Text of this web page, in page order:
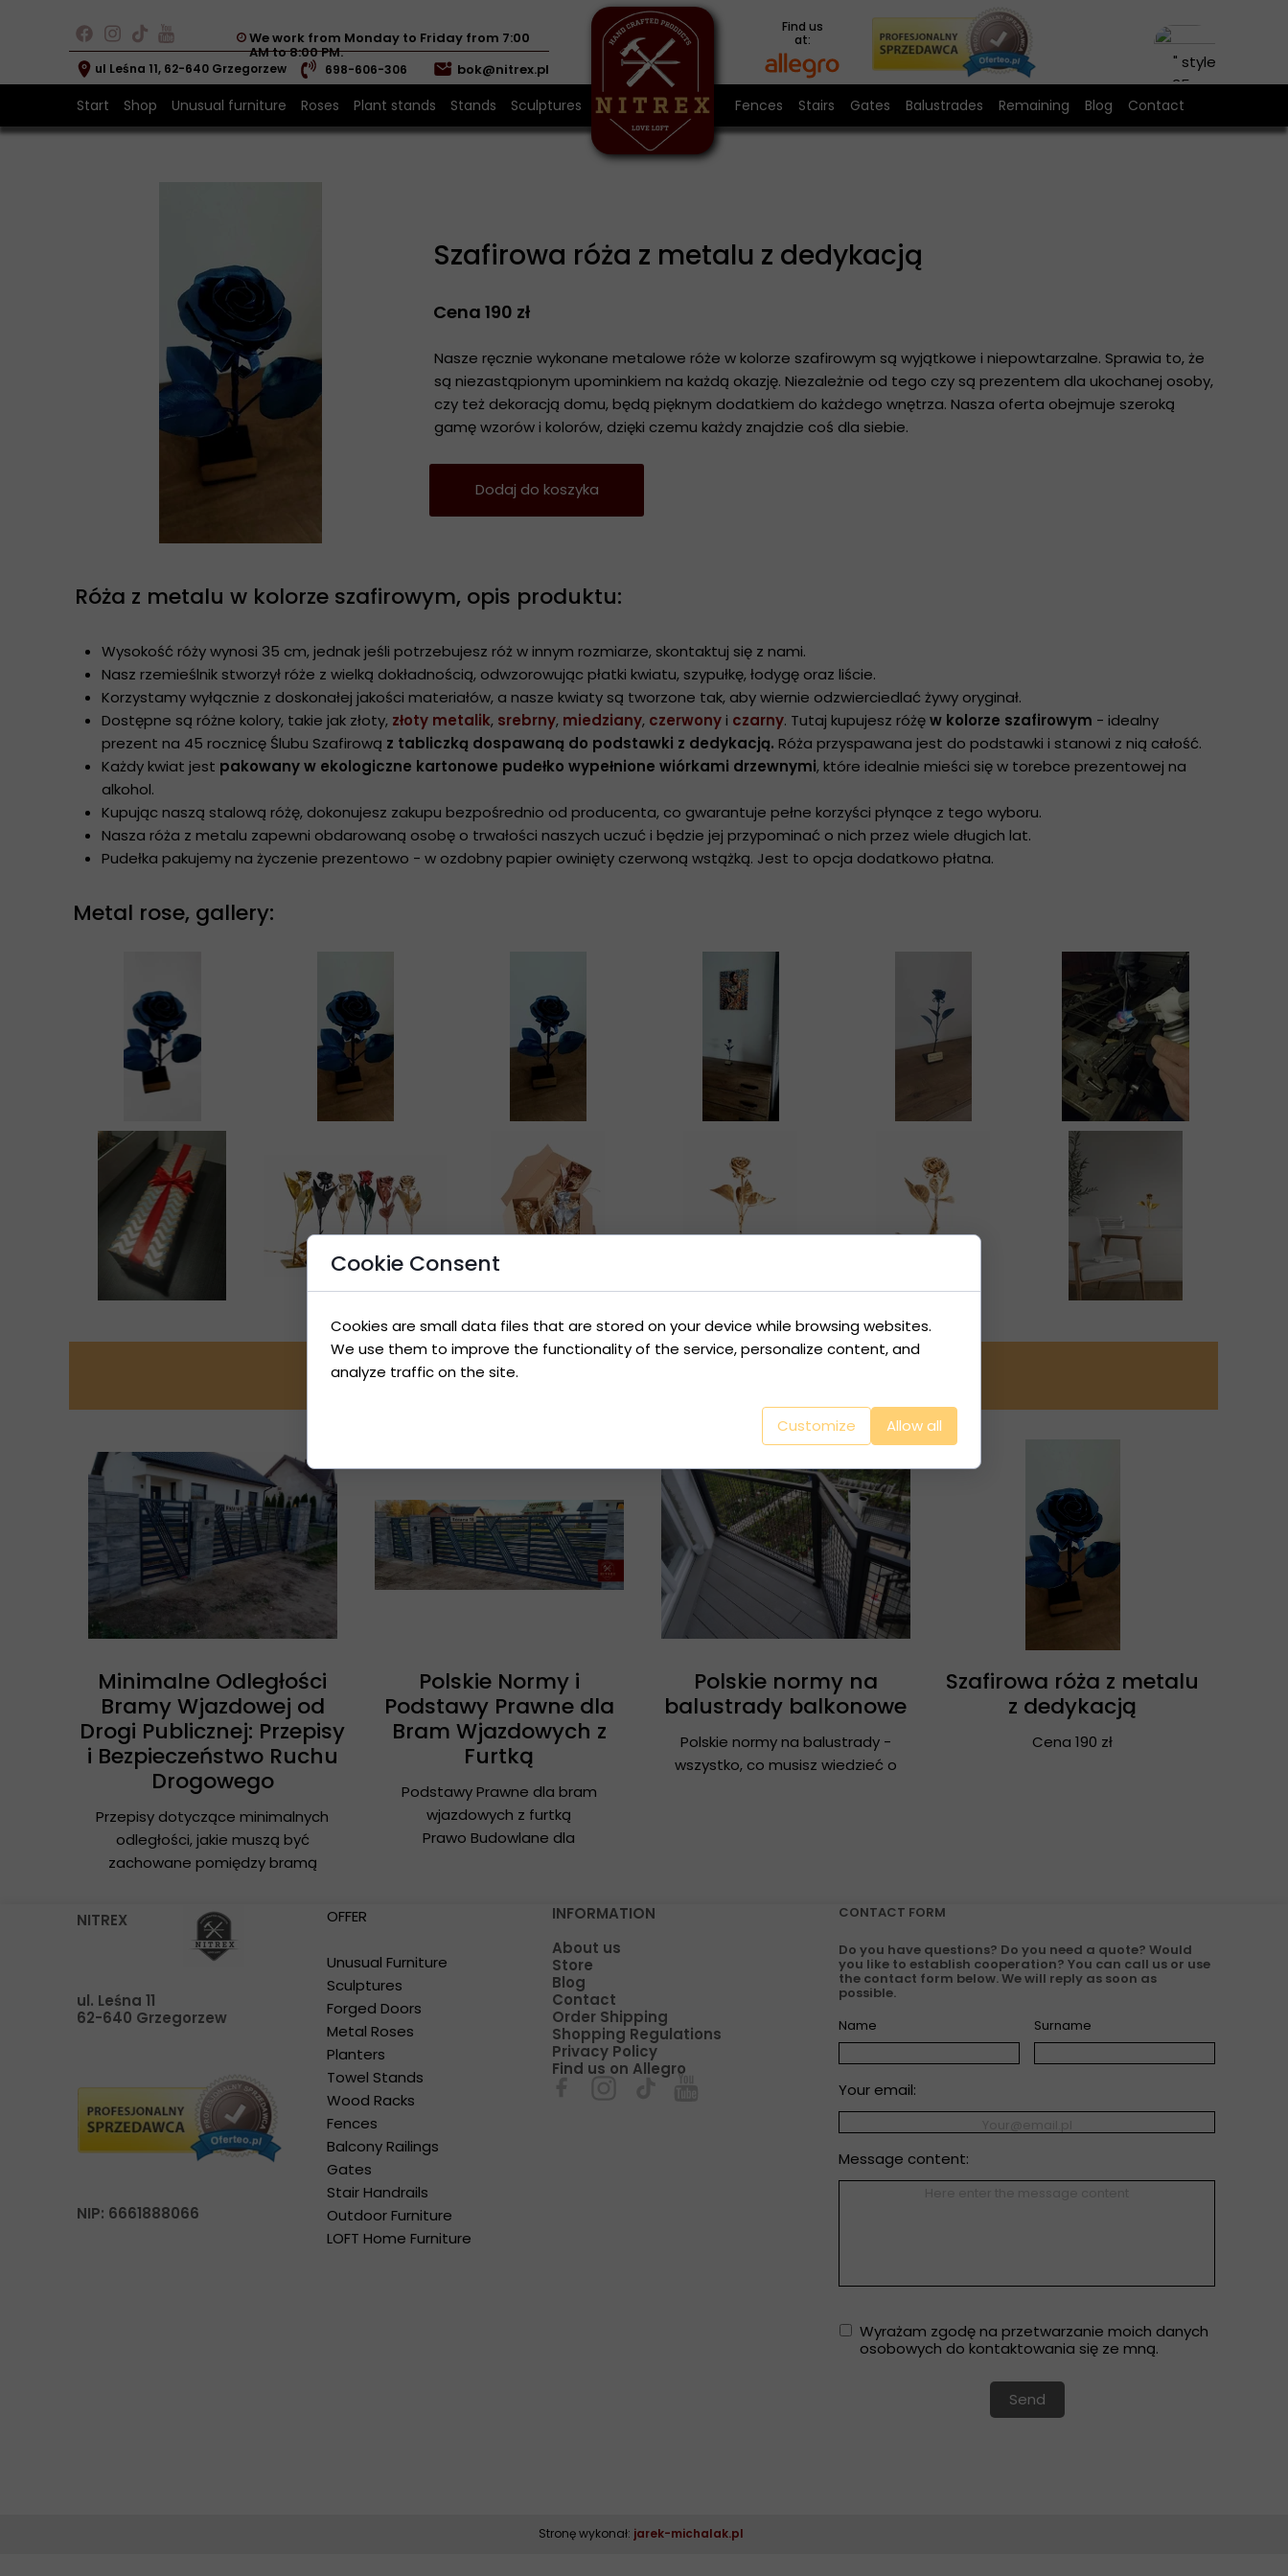
We work from Monday to Friday from 7:00
AM to 8:00 PM.
bok@nitrex.pl
Find us
at:
698-606-306
ul Leśna 11, 62-640 Grzegorzew
Fences Stairs Gates Balustrades Remaining Blog Contact
Start Shop Unusual furniture Roses
Black rose made of metal
Wrap it as a gift
Bilecik with dedication
Plant stands Stands Sculptures About us
"
35px; width:
Minimalne Odległości
Bramy Wjazdowej od
Drogi Publicznej: Przepisy
i Bezpieczeństwo Ruchu
Drogowego
Przepisy dotyczące minimalnych
odległości, jakie muszą być
zachowane pomiędzy bramą
Polskie Normy i
Podstawy Prawne dla
Bram Wjazdowych z
Furtką
Podstawy Prawne dla bram
wjazdowych z furtką
Prawo Budowlane dla
Polskie normy na
balustrady balkonowe
Polskie normy na balustrady -
wszystko, co musisz wiedzieć o
Szafirowa róża z metalu
z dedykacją
Cena 190 zł
Szafirowa róża z metalu z dedykacją
Cena 190 zł
Nasze ręcznie wykonane metalowe róże w kolorze szafirowym są wyjątkowe i niepowtarzalne. Sprawia to, że
są niezastąpionym upominkiem na każdą okazję. Niezależnie od tego czy są prezentem dla ukochanej osoby,
czy też dekoracją domu, będą pięknym dodatkiem do każdego wnętrza. Nasza oferta obejmuje szeroką
gamę wzorów i kolorów, dzięki czemu każdy znajdzie coś dla siebie.
Dodaj do koszyka
Metal rose, gallery:
Róża z metalu w kolorze szafirowym, opis produktu:
Wysokość róży wynosi 35 cm, jednak jeśli potrzebujesz róż w innym rozmiarze, skontaktuj się z nami.
Nasz rzemieślnik stworzył róże z wielką dokładnością, odwzorowując płatki kwiatu, szypułkę, łodygę oraz liście.
Korzystamy wyłącznie z doskonałej jakości materiałów, a nasze kwiaty są tworzone tak, aby wiernie odzwierciedlać żywy oryginał.
Dostępne są różne kolory, takie jak złoty, złoty metalik, srebrny, miedziany, czerwonyi czarny. Tutaj kupujesz różęw kolorze szafirowym - idealny
prezent na 45 rocznicę Ślubu Szafirową z tabliczką dospawaną do podstawki z dedykacją. Róża przyspawana jest do podstawki i stanowi z nią całość.
Każdy kwiat jest pakowany w ekologiczne kartonowe pudełko wypełnione wiórkami drzewnymi, które idealnie mieści się w torebce prezentowej na
alkohol.
Kupując naszą stalową różę, dokonujesz zakupu bezpośrednio od producenta, co gwarantuje pełne korzyści płynące z tego wyboru.
Nasza róża z metalu zapewni obdarowaną osobę o trwałości naszych uczuć i będzie jej przypominać o nich przez wiele długich lat.
Pudełka pakujemy na życzenie prezentowo - w ozdobny papier owinięty czerwoną wstążką. Jest to opcja dodatkowo płatna.
OFFER
Unusual Furniture
Sculptures
Forged Doors
Metal Roses
Planters
Towel Stands
Wood Racks
Fences
Balcony Railings
Gates
Stair Handrails
Outdoor Furniture
LOFT Home Furniture
Stronę wykonał: jarek-michalak.pl
CONTACT FORM
Do you have questions? Do you need a quote? Would
you like to establish cooperation? You can call us or use
the contact form below. We will reply as soon as
possible.
INFORMATION
About us
Store
Blog
Contact
Order Shipping
Shopping Regulations
Privacy Policy
Find us on Allegro
NITREX
ul. Leśna 11
62-640 Grzegorzew
Tel. 698-606-306
E-mail:
bok@nitrex.pl
NIP: 6661888066
Name Surname
Your email:
Message content:
Wyrażam zgodę na przetwarzanie moich danych
osobowych do kontaktowania się ze mną.
Send
Cookie Consent
Cookies are small data files that are stored on your device while browsing websites.
We use them to improve the functionality of the service, personalize content, and
analyze traffic on the site.
Customize Allow all